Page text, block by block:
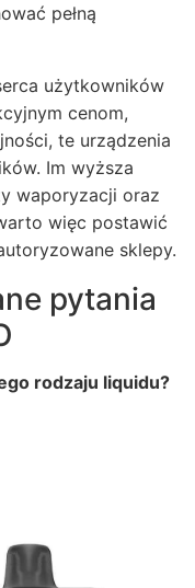
pełną
użytkowników
cenom,
te urządzenia
Im wyższa
waporyzacji oraz
więc postawić
sklepy.
pytania
rodzaju liquidu?